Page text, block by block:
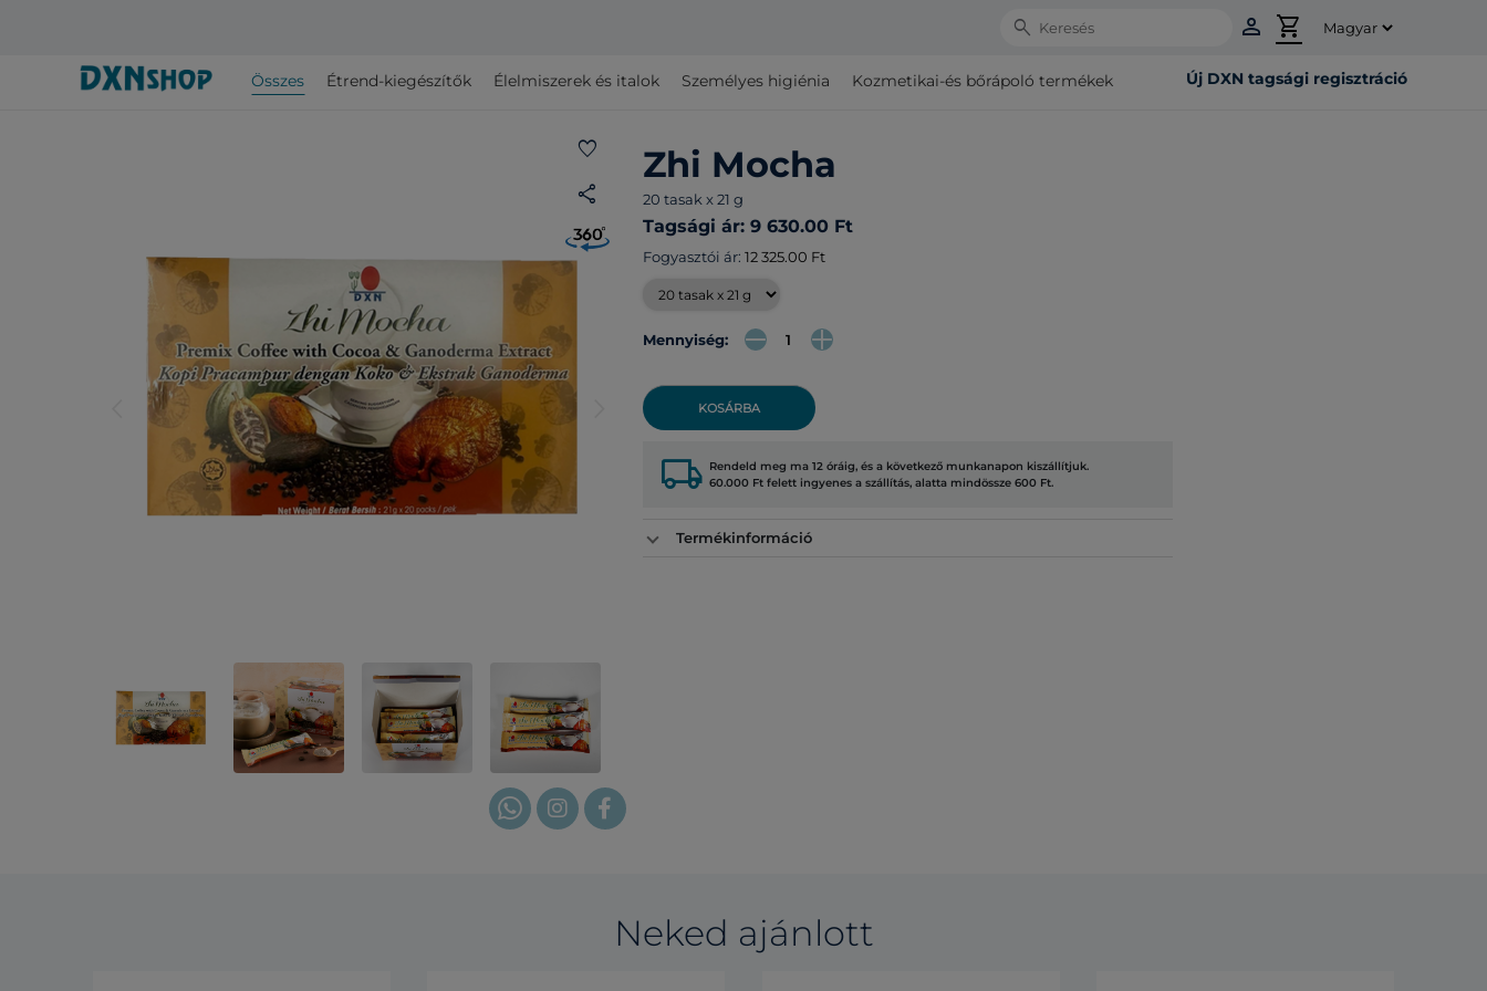
Search person shopping_cart
Összes Étrend-kiegészítők Élelmiszerek és italok Személyes higiénia Kozmetikai-és bőrápoló termékek Új DXN tagsági regisztráció
favorite
share
Zhi Mocha
20 tasak x 21 g
Tagsági ár: 9 630.00 Ft
Fogyasztói ár: 12 325.00 Ft
Mennyiség:
KOSÁRBA
local_shipping Rendeld meg ma 12 óráig, és a következő munkanapon kiszállítjuk.
60.000 Ft felett ingyenes a szállítás, alatta mindössze 600 Ft.
Termékinformáció
Neked ajánlott